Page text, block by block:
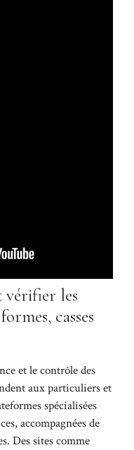
vérifier les
casses
et le contrôle des
aux particuliers et
spécialisées
accompagnées de
Des sites comme